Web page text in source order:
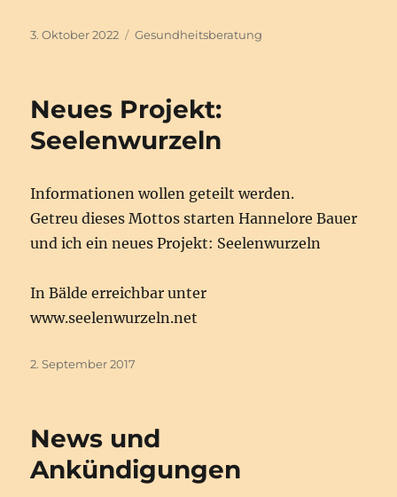
Veröffentlicht
3. Oktober 2022 Schlagwörter
Gesundheitsberatung
Neues Projekt:
Seelenwurzeln
Informationen wollen geteilt werden.
Getreu dieses Mottos starten Hannelore Bauer
und ich ein neues Projekt: Seelenwurzeln
In Bälde erreichbar unter
www.seelenwurzeln.net
Veröffentlicht
2. September 2017
News und
Ankündigungen